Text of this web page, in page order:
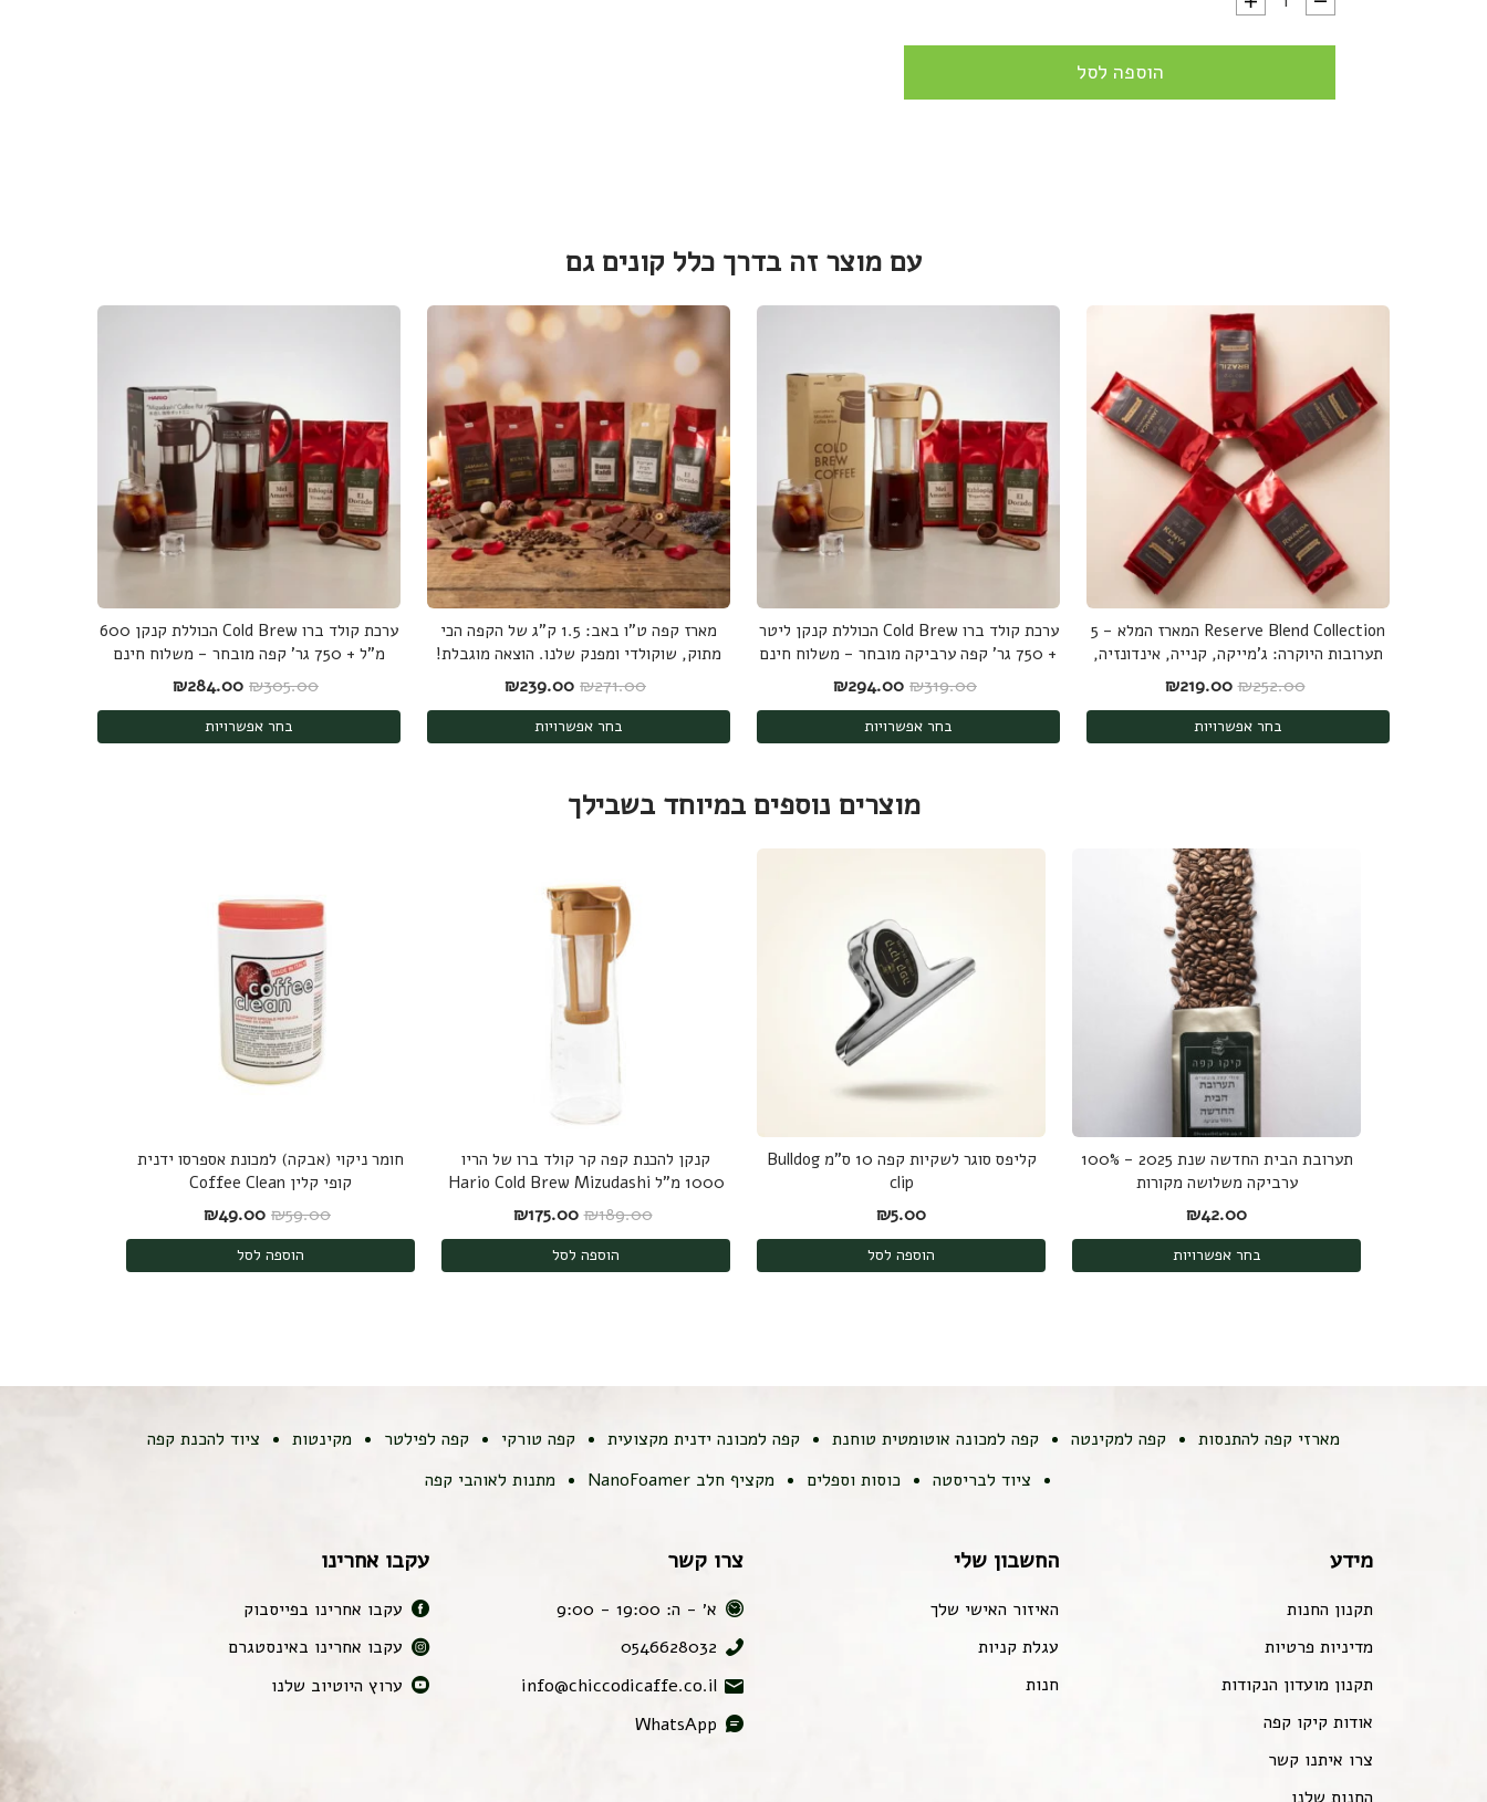
כמות של קולה קפה ביתי חשמלי Emilio - קליית קפה ביתית עד 300 גרם
הוספה לסל
עם מוצר זה בדרך כלל קונים גם
Reserve Blend Collection המארז המלא - 5
תערובות היוקרה: ג'מייקה, קנייה, אינדונזיה,
ברזיל ורואנדה - 1.25 ק"ג
₪252.00 המחיר המקורי היה: ₪252.00.
₪219.00 המחיר הנוכחי הוא: ₪219.00.
בחר אפשרויות
ערכת קולד ברו Cold Brew הכוללת קנקן ליטר
+ 750 גר' קפה ערביקה מובחר - משלוח חינם
₪319.00 המחיר המקורי היה: ₪319.00.
₪294.00 המחיר הנוכחי הוא: ₪294.00.
בחר אפשרויות
מארז קפה ט"ו באב: 1.5 ק"ג של הקפה הכי
מתוק, שוקולדי ומפנק שלנו. הוצאה מוגבלת!
₪271.00 המחיר המקורי היה: ₪271.00.
₪239.00 המחיר הנוכחי הוא: ₪239.00.
בחר אפשרויות
ערכת קולד ברו Cold Brew הכוללת קנקן 600
מ"ל + 750 גר' קפה מובחר - משלוח חינם
₪305.00 המחיר המקורי היה: ₪305.00.
₪284.00 המחיר הנוכחי הוא: ₪284.00.
בחר אפשרויות
מוצרים נוספים במיוחד בשבילך
תערובת הבית החדשה שנת 2025 - 100%
ערביקה משלושה מקורות
₪42.00
בחר אפשרויות
קליפס סוגר לשקיות קפה 10 ס"מ Bulldog
clip
₪5.00
הוספה לסל
קנקן להכנת קפה קר קולד ברו של הריו
1000 מ"ל Hario Cold Brew Mizudashi
₪189.00 המחיר המקורי היה: ₪189.00.
₪175.00 המחיר הנוכחי הוא: ₪175.00.
הוספה לסל
חומר ניקוי (אבקה) למכונת אספרסו ידנית
קופי קלין Coffee Clean
₪59.00 המחיר המקורי היה: ₪59.00.
₪49.00 המחיר הנוכחי הוא: ₪49.00.
הוספה לסל
מארזי קפה להתנסות קפה למקינטה קפה למכונה אוטומטית טוחנת קפה למכונה ידנית מקצועית קפה טורקי קפה לפילטר מקינטות
ציוד להכנת קפה
ציוד לבריסטה
כוסות וספלים מקציף חלב NanoFoamer מתנות לאוהבי קפה
מידע
תקנון החנות
מדיניות פרטיות
תקנון מועדון הנקודות
אודות קיקו קפה
צרו איתנו קשר
החשבון שלי
האיזור האישי שלך
עגלת קניות
חנות
צרו קשר
א׳ - ה: 19:00 - 9:00
0546628032
info@chiccodicaffe.co.il
WhatsApp
עקבו אחרינו
עקבו אחרינו בפייסבוק
עקבו אחרינו באינסטגרם
ערוץ היוטיוב שלנו